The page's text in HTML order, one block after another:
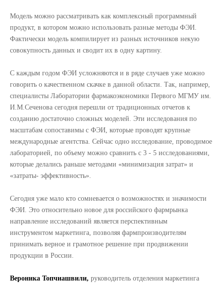
Модель можно рассматривать как комплексный программный
продукт, в котором можно использовать разные методы ФЭИ.
Фактически модель компилирует из разных источников некую
совокупность данных и сводит их в одну картину.
С каждым годом ФЭИ усложняются и в ряде случаев уже можно
говорить о качественном скачке в данной области. Так, например,
специалисты Лаборатории фармакоэкономики Первого МГМУ им.
И.М.Сеченова сегодня перешли от традиционных отчетов к
созданию достаточно сложных моделей. Эти исследования по
масштабам сопоставимы с ФЭИ, которые проводят крупные
международные агентства. Сейчас одно исследование, проводимое
лабораторией, по объему можно сравнить с 3 - 5 исследованиями,
которые делались раньше методами «минимизация затрат» и
«затраты- эффективность».
Сегодня уже мало кто сомневается о возможностях и значимости
ФЭИ. Это относительно новое для российского фармрынка
направление исследований является перспективным
инструментом маркетинга, позволяя фармпроизводителям
принимать верное и грамотное решение при продвижении
продукции в России.
Вероника Топчиашвили, руководитель отделения маркетинга